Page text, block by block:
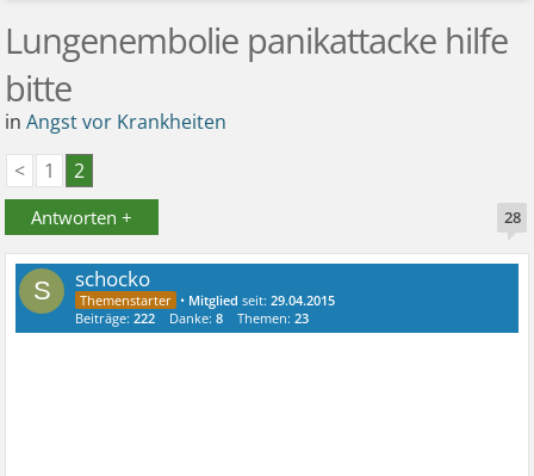
Lungenembolie panikattacke hilfe
bitte
inAngst vor Krankheiten
<
1 2
Antworten + 28
S schocko
• Mitglied seit:29.04.2015
Beiträge:222 Danke:8 Themen:23